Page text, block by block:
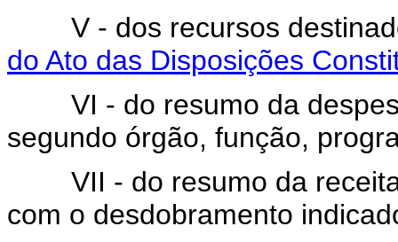
V - dos recursos
do Ato das Disposições
VI - do resumo da
segundo órgão, função,
VII - do resumo da receita
com o desdobramento